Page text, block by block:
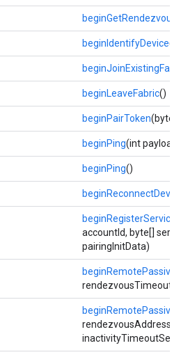
beginIdentifyDevice()
beginLeaveFabric()
beginPairToken(byte[]
beginPing(int
beginPing()
accountId, byte[]
pairingInitData)
rendezvousAddress,
inactivityTimeoutSec)